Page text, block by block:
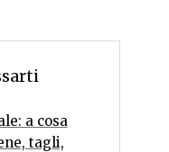
a cosa
tagli,